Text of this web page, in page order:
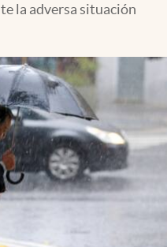
la adversa situación